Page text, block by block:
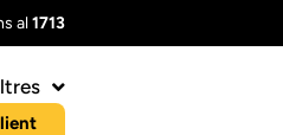
al1713